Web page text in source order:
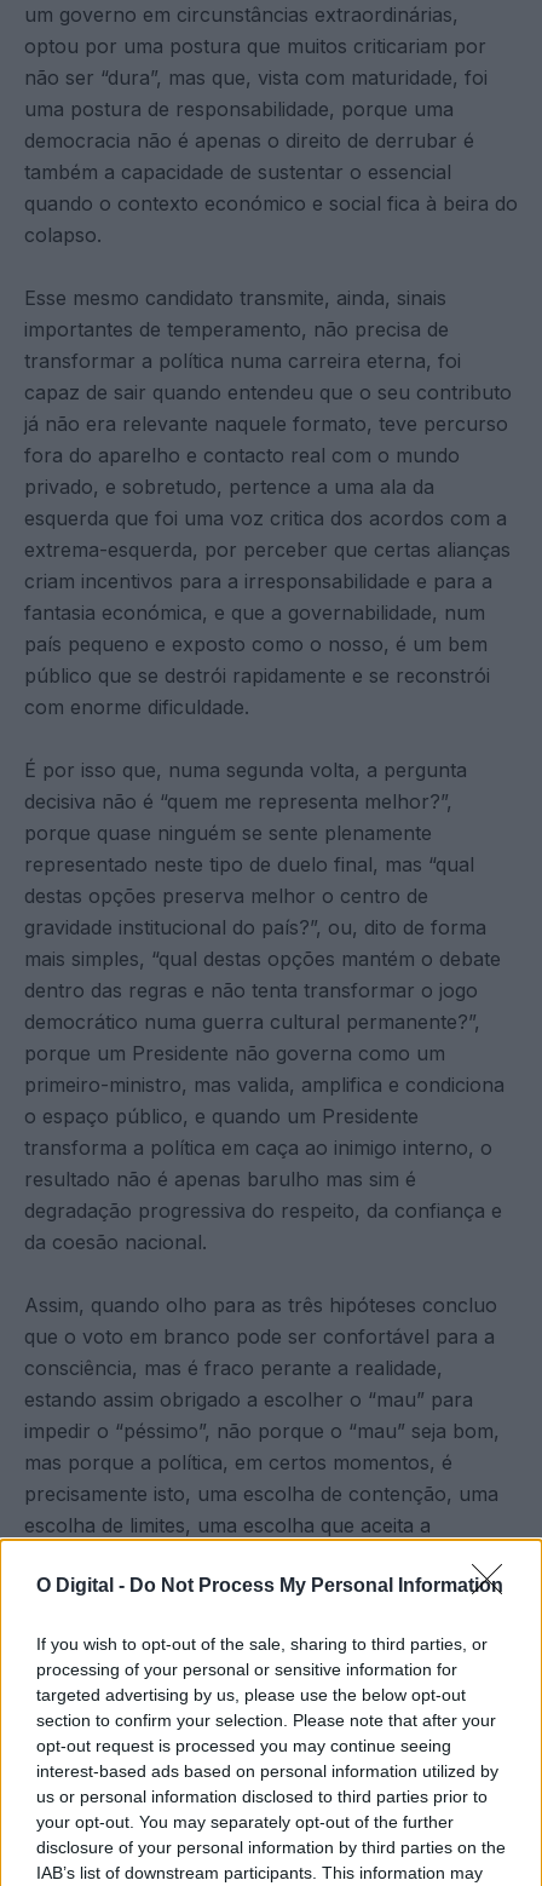
O Digital - Do Not Process My Personal Information
If you wish to opt-out of the sale, sharing to third parties, or
processing of your personal or sensitive information for
targeted advertising by us, please use the below opt-out
section to confirm your selection. Please note that after your
opt-out request is processed you may continue seeing
interest-based ads based on personal information utilized by
us or personal information disclosed to third parties prior to
your opt-out. You may separately opt-out of the further
disclosure of your personal information by third parties on the
IAB’s list of downstream participants. This information may
um governo em circunstâncias extraordinárias,
optou por uma postura que muitos criticariam por
não ser “dura”, mas que, vista com maturidade, foi
uma postura de responsabilidade, porque uma
democracia não é apenas o direito de derrubar é
também a capacidade de sustentar o essencial
quando o contexto económico e social fica à beira do
colapso.
Esse mesmo candidato transmite, ainda, sinais
importantes de temperamento, não precisa de
transformar a política numa carreira eterna, foi
capaz de sair quando entendeu que o seu contributo
já não era relevante naquele formato, teve percurso
fora do aparelho e contacto real com o mundo
privado, e sobretudo, pertence a uma ala da
esquerda que foi uma voz critica dos acordos com a
extrema-esquerda, por perceber que certas alianças
criam incentivos para a irresponsabilidade e para a
fantasia económica, e que a governabilidade, num
país pequeno e exposto como o nosso, é um bem
público que se destrói rapidamente e se reconstrói
com enorme dificuldade.
É por isso que, numa segunda volta, a pergunta
decisiva não é “quem me representa melhor?”,
porque quase ninguém se sente plenamente
representado neste tipo de duelo final, mas “qual
destas opções preserva melhor o centro de
gravidade institucional do país?”, ou, dito de forma
mais simples, “qual destas opções mantém o debate
dentro das regras e não tenta transformar o jogo
democrático numa guerra cultural permanente?”,
porque um Presidente não governa como um
primeiro-ministro, mas valida, amplifica e condiciona
o espaço público, e quando um Presidente
transforma a política em caça ao inimigo interno, o
resultado não é apenas barulho mas sim é
degradação progressiva do respeito, da confiança e
da coesão nacional.
Assim, quando olho para as três hipóteses concluo
que o voto em branco pode ser confortável para a
consciência, mas é fraco perante a realidade,
estando assim obrigado a escolher o “mau” para
impedir o “péssimo”, não porque o “mau” seja bom,
mas porque a política, em certos momentos, é
precisamente isto, uma escolha de contenção, uma
escolha de limites, uma escolha que aceita a